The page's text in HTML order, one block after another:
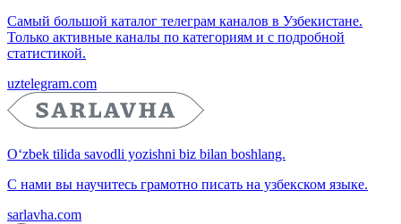
Самый большой каталог телеграм каналов в Узбекистане.
Только активные каналы по категориям и с подробной
статистикой.
uztelegram.com
O‘zbek tilida savodli yozishni biz bilan boshlang.
С нами вы научитесь грамотно писать на узбекском языке.
sarlavha.com